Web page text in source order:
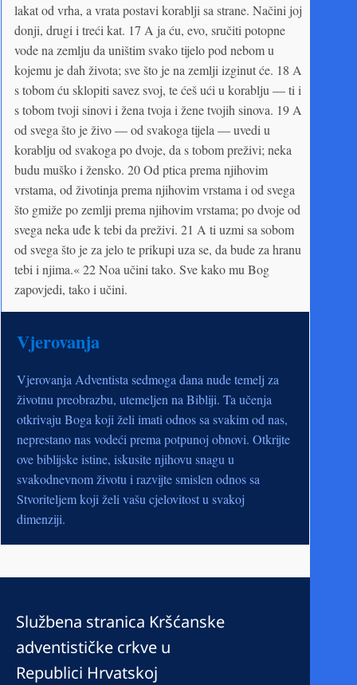
lakat od vrha, a vrata postavi ko­rablji sa strane. Načini joj
donji, drugi i treći kat. 17 A ja ću, evo, sručiti potopne
vode na zemlju da uništim svako tijelo pod nebom u
kojemu je dah života; sve što je na zemlji izginut će. 18 A
s tobom ću sklopiti savez svoj, te ćeš ući u korablju — ti i
s tobom tvoji sinovi i žena tvoja i žene tvojih sinova. 19 A
od svega što je živo — od svakoga tijela — uvedi u
korablju od svakoga po dvoje, da s tobom preživi; neka
budu muško i žensko. 20 Od ptica prema njihovim
vrstama, od životinja prema njihovim vrstama i od svega
što gmiže po zemlji prema njihovim vrstama; po dvoje od
svega neka uđe k tebi da preživi. 21 A ti uzmi sa sobom
od svega što je za jelo te prikupi uza se, da bude za hranu
tebi i njima.« 22 Noa učini tako. Sve kako mu Bog
zapovjedi, tako i učini.
Vjerovanja
Vjerovanja Adventista sedmoga dana nude temelj za
životnu preobrazbu, utemeljen na Bibliji. Ta učenja
otkrivaju Boga koji želi imati odnos sa svakim od nas,
neprestano nas vodeći prema potpunoj obnovi. Otkrijte
ove biblijske istine, iskusite njihovu snagu u
svakodnevnom životu i razvijte smislen odnos sa
Stvoriteljem koji želi vašu cjelovitost u svakoj
dimenziji.
Službena stranica Kršćanske
adventističke crkve u
Republici Hrvatskoj